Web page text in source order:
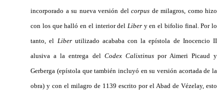
incorporado a su nueva versión delcorpus de milagros, como hizo
con los que halló en el interior del Liber y en el bifolio final. Por lo
tanto, el Liber utilizado acababa con la epístola de Inocencio II
alusiva a la entrega del Codex Calixtinus por Aimeri Picaud y
Gerberga (epístola que también incluyó en su versión acortada de la
obra) y con el milagro de 1139 escrito por el Abad de Vézelay, esto